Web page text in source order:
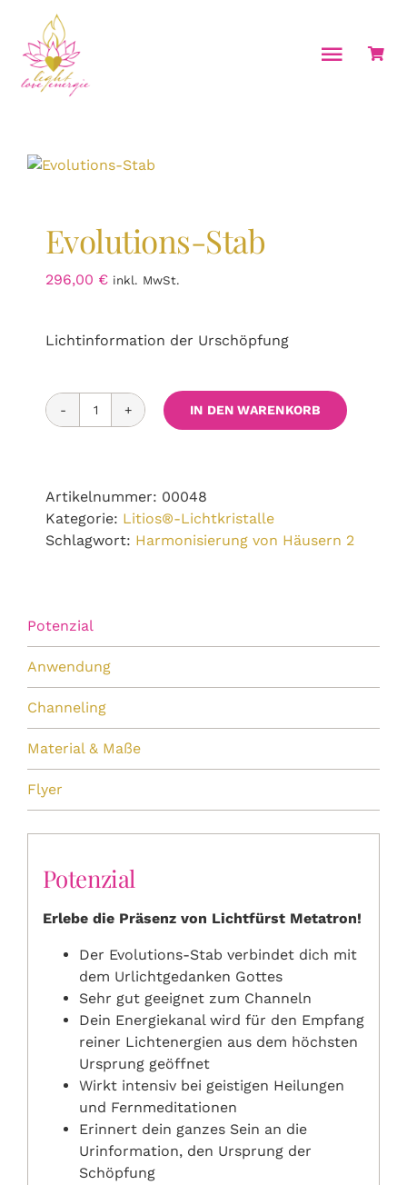
springen
Toggle
Über mich
Seminare
Ausbildungen
Kontakt
Evolutions-Stab
296,00 € inkl. MwSt.
Lichtinformation der Urschöpfung
Evolutions-
IN DEN WARENKORB
Artikelnummer: 00048
Kategorie: Litios®-Lichtkristalle
Schlagwort: Harmonisierung von Häusern 2
Potenzial
Anwendung
Channeling
Material & Maße
Flyer
Potenzial
Erlebe die Präsenz von Lichtfürst Metatron!
Der Evolutions-Stab verbindet dich mit
dem Urlichtgedanken Gottes
Sehr gut geeignet zum Channeln
Dein Energiekanal wird für den Empfang
reiner Lichtenergien aus dem höchsten
Ursprung geöffnet
Wirkt intensiv bei geistigen Heilungen
und Fernmeditationen
Erinnert dein ganzes Sein an die
Urinformation, den Ursprung der
Schöpfung